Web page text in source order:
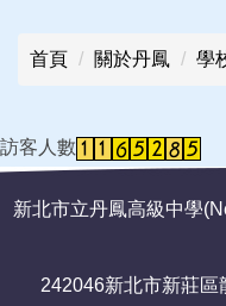
首頁 關於丹鳳 學
訪客人數
新北市立丹鳳高級中學
242046新北市新莊區